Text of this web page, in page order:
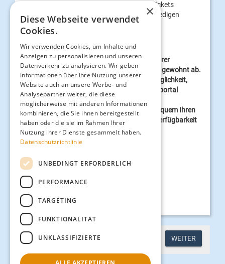
Buchung Ihrer LangeoogCard oder Ihrer eTickets
reservieren können, sondern dies separat erledigen
müssen.
So buchen Sie Ihren Strandkorb:
Schließen Sie zunächst die Buchung Ihrer
LangeoogCard oder Ihrer eTickets wie gewohnt ab.
Nach der Buchung erhalten Sie die Möglichkeit,
über einen Link direkt auf das Vermietportal
"Strandbutler" zu wechseln.
Im Portal "Strandbutler" können Sie bequem Ihren
Wunsch-Strandkorb auswählen, die Verfügbarkeit
prüfen und direkt buchen.
Ihr Team vom
Tourismus-Service Langeoog
WEITER
×
Diese Webseite verwendet
Cookies.
Wir verwenden Cookies, um Inhalte und
Anzeigen zu personalisieren und unseren
Datenverkehr zu analysieren. Wir geben
Informationen über Ihre Nutzung unserer
Website auch an unsere Werbe- und
Analysepartner weiter, die diese
möglicherweise mit anderen Informationen
kombinieren, die Sie ihnen bereitgestellt
haben oder die sie im Rahmen Ihrer
Nutzung ihrer Dienste gesammelt haben.
Datenschutzrichtlinie
UNBEDINGT ERFORDERLICH
PERFORMANCE
TARGETING
FUNKTIONALITÄT
UNKLASSIFIZIERTE